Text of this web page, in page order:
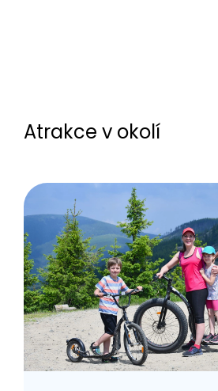
Atrakce v okolí